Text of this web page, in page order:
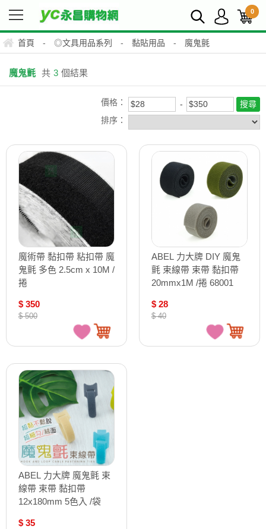
0
首頁 - ◎文具用品系列 - 黏貼用品 - 魔鬼氈
魔鬼氈 共 3 個結果
價格：
排序：
魔術帶 黏扣帶 粘扣帶 魔
鬼氈 多色 2.5cm x 10M /
捲
$ 350
$ 500
ABEL 力大牌 DIY 魔鬼
氈 束線帶 束帶 黏扣帶
20mmx1M /捲 68001
$ 28
$ 40
ABEL 力大牌 魔鬼氈 束
線帶 束帶 黏扣帶
12x180mm 5色入 /袋
$ 35